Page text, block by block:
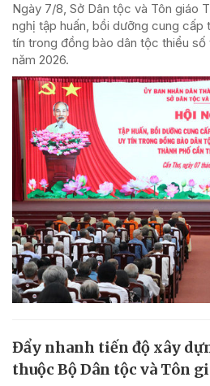
Ngày 7/8, Sở Dân tộc và Tôn giáo
nghị tập huấn, bồi dưỡng cung
tín trong đồng bào dân tộc thiểu số
năm 2026.
Đẩy nhanh tiến độ xây
thuộc Bộ Dân tộc và Tôn